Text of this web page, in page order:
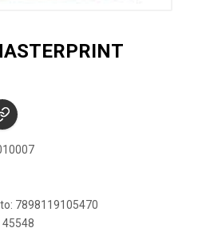
7898119105470
45548